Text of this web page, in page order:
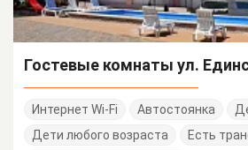
Гостевые комнаты ул.
Интернет Wi-Fi Автостоянка
Дети любого возраста
Есть